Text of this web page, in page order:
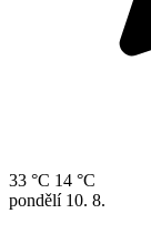
33 °C 14 °C
pondělí 10. 8.